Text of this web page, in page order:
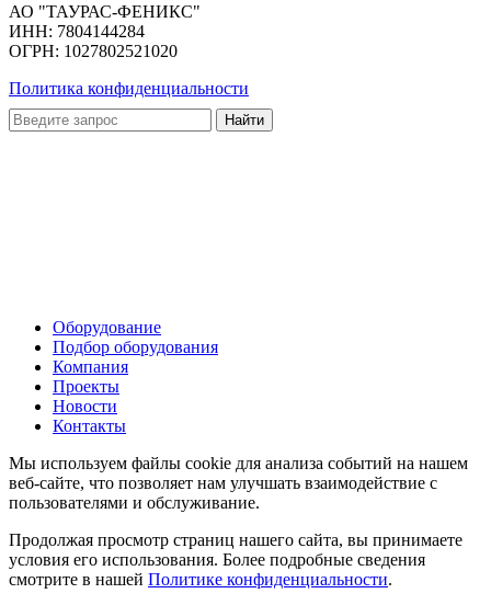
АО "ТАУРАС-ФЕНИКС"
ИНН: 7804144284
ОГРН: 1027802521020
Политика конфиденциальности
Оборудование
Подбор оборудования
Компания
Проекты
Новости
Контакты
Мы используем файлы cookie для анализа событий на нашем
веб-сайте, что позволяет нам улучшать взаимодействие с
пользователями и обслуживание.
Продолжая просмотр страниц нашего сайта, вы принимаете
условия его использования. Более подробные сведения
смотрите в нашей Политике конфиденциальности.